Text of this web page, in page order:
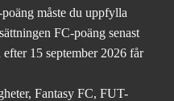
måste du uppfylla
FC-poäng senast
15 september 2026 får
Fantasy FC, FUT-